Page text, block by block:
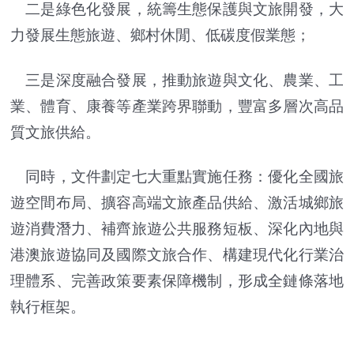
二是綠色化發展，統籌生態保護與文旅開發，大
力發展生態旅遊、鄉村休閒、低碳度假業態；
三是深度融合發展，推動旅遊與文化、農業、工
業、體育、康養等產業跨界聯動，豐富多層次高品
質文旅供給。
同時，文件劃定七大重點實施任務：優化全國旅
遊空間布局、擴容高端文旅產品供給、激活城鄉旅
遊消費潛力、補齊旅遊公共服務短板、深化內地與
港澳旅遊協同及國際文旅合作、構建現代化行業治
理體系、完善政策要素保障機制，形成全鏈條落地
執行框架。